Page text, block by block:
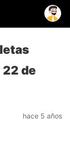
de
hace 5 años